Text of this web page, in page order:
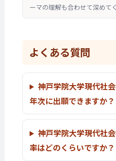
ーマの理解も合わせて深めて
よくある質問
神戸学院大学現代社
年次に出願できますか？
神戸学院大学現代社
率はどのくらいですか？